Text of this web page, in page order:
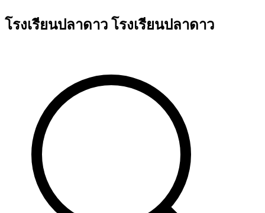
โรงเรียนปลาดาว โรงเรียนปลาดาว